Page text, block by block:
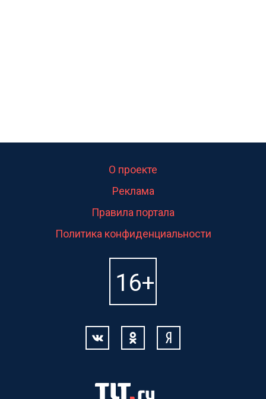
О проекте
Реклама
Правила портала
Политика конфиденциальности